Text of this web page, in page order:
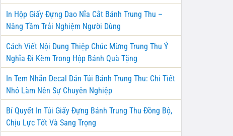
In Hộp Giấy Đựng Dao Nĩa Cắt Bánh Trung Thu –
Nâng Tầm Trải Nghiệm Người Dùng
Cách Viết Nội Dung Thiệp Chúc Mừng Trung Thu Ý
Nghĩa Đi Kèm Trong Hộp Bánh Quà Tặng
In Tem Nhãn Decal Dán Túi Bánh Trung Thu: Chi Tiết
Nhỏ Làm Nên Sự Chuyên Nghiệp
Bí Quyết In Túi Giấy Đựng Bánh Trung Thu Đồng Bộ,
Chịu Lực Tốt Và Sang Trọng